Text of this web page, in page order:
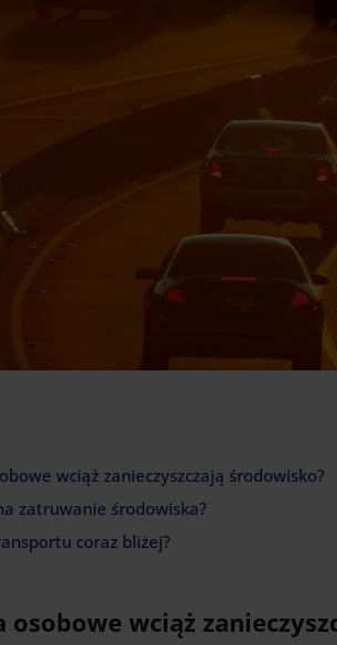
wciąż zanieczyszczają środowisko?
zatruwanie środowiska?
coraz bliżej?
osobowe wciąż